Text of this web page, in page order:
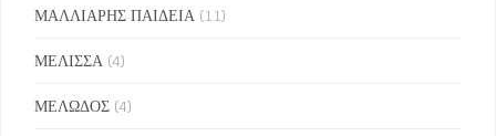
ΜΑΛΛΙΑΡΗΣ ΠΑΙΔΕΙΑ (11)
ΜΕΛΙΣΣΑ (4)
ΜΕΛΩΔΟΣ (4)